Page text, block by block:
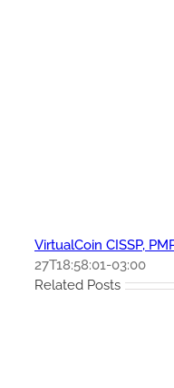
VirtualCoin CISSP,
27T18:58:01-03:00
Related Posts